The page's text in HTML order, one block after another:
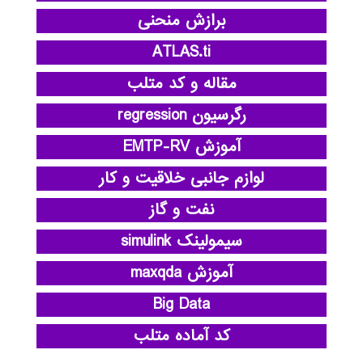
برازش منحنی
ATLAS.ti
مقاله و کد متلب
رگرسیون regression
آموزش EMTP-RV
لوازم جانبی خلاقیت و کار
نفت و گاز
سیمولینک simulink
آموزش maxqda
Big Data
کد آماده متلب